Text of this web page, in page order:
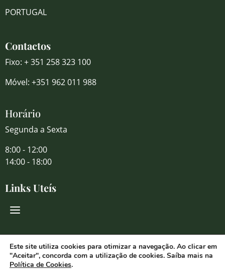
PORTUGAL
Contactos
Fixo: + 351 258 323 100
Móvel: +351 962 011 988
Horário
Segunda a Sexta
8:00 - 12:00
14:00 - 18:00
Links Uteís
Redes Sociais
Este site utiliza cookies para otimizar a navegação. Ao clicar em
"Aceitar", concorda com a utilização de cookies. Saíba mais na
Política de Cookies.